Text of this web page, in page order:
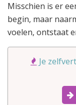
Misschien is er
begin, maar
voelen, ontstaat
Je